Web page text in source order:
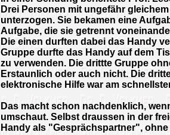
Drei Personen mit ungefähr
unterzogen. Sie bekamen eine
Aufgabe, die sie getrennt
Die einen durften dabei das Handy
Gruppe durfte das Handy auf dem
zu verwenden. Die drittte Gruppe
Erstaunlich oder auch nicht. Die
elektronische Hilfe war am
Das macht schon nachdenklich,
umschaut. Selbst draussen in der
Handy als "Gesprächspartner",